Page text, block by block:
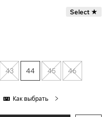
Select ★
43 44 45 46
Как выбрать